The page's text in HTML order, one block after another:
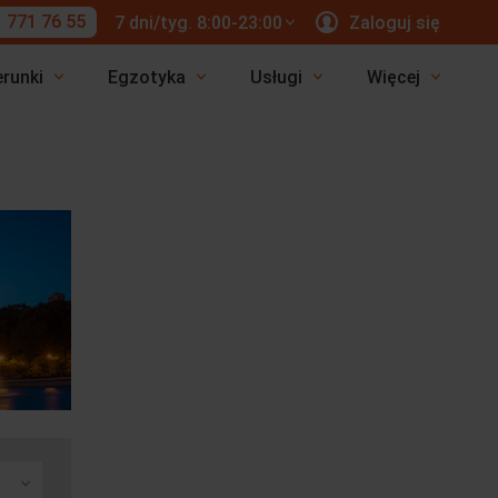
771 76 55 7 dni/tyg. 8:00-23:00 Zaloguj się
Egzotyka Usługi Więcej